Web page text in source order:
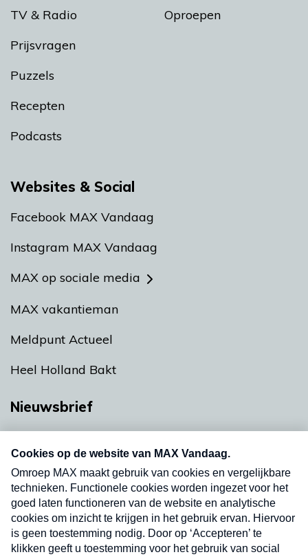
TV & Radio
Prijsvragen
Puzzels
Recepten
Podcasts
Oproepen
Websites & Social
Facebook MAX Vandaag
Instagram MAX Vandaag
MAX op sociale media
MAX vakantieman
Meldpunt Actueel
Heel Holland Bakt
Nieuwsbrief
nieuwsbrief. Elke vrijdag- en dinsdagochtend in
uw mailbox.
Verzend